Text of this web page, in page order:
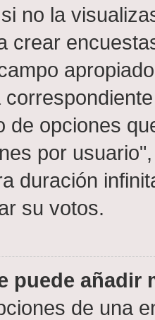
no la
crear
de opciones
por
duración
su votos.
puede añadir
de una